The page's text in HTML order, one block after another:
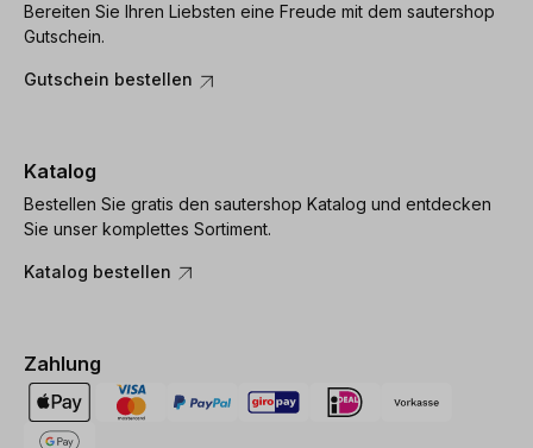
Bereiten Sie Ihren Liebsten eine Freude mit dem sautershop
Gutschein.
Gutschein bestellen
Katalog
Bestellen Sie gratis den sautershop Katalog und entdecken
Sie unser komplettes Sortiment.
Katalog bestellen
Zahlung